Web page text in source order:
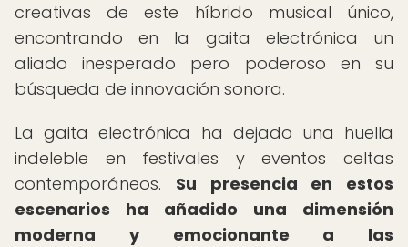
creativas de este híbrido musical único,
encontrando en la gaita electrónica un
aliado inesperado pero poderoso en su
búsqueda de innovación sonora.
La gaita electrónica ha dejado una huella
indeleble en festivales y eventos celtas
contemporáneos. Su presencia en estos
escenarios ha añadido una dimensión
moderna y emocionante a las